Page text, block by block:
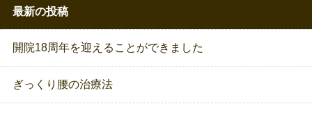
最新の投稿
開院18周年を迎えることができました
ぎっくり腰の治療法